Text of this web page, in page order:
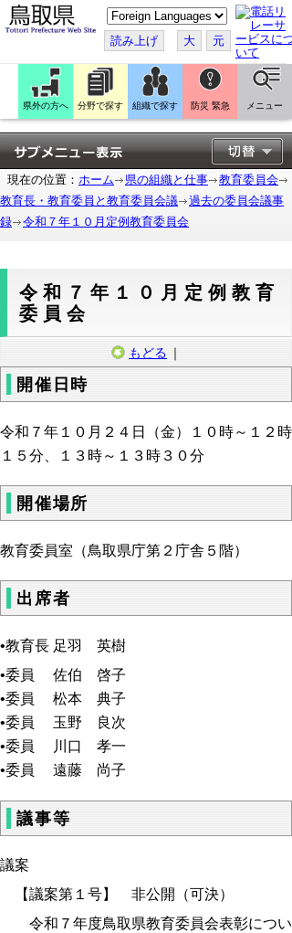
こ
の
ペ
ー
ジ
翻
訳
す
る
読み上げ 大 元
県外の方へ 分野で探す 組織で探す 防災 緊急 メニュー
現在の位置： ホーム 県の組織と仕事
教育委員会
教育長・教育委員と教育委員会議
過去の委員会議事
録
令和７年１０月定例教育委員会
令和７年１０月定例教育
委員会
もどる ｜
開催日時
令和７年１０月２４日（金）１０時～１２時
１５分、１３時～１３時３０分
開催場所
教育委員室（鳥取県庁第２庁舎５階）
出席者
•教育長 足羽 英樹
•委員 佐伯 啓子
•委員 松本 典子
•委員 玉野 良次
•委員 川口 孝一
•委員 遠藤 尚子
議事等
議案
【議案第１号】 非公開（可決）
令和７年度鳥取県教育委員会表彰につい